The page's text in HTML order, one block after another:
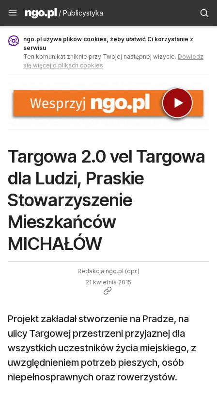
Publicystyka - ngo.pl
/ Publicystyka
ngo.pl używa plików cookies, żeby ułatwić Ci korzystanie z
serwisu
Ten komunikat zniknie przy Twojej następnej wizycie. Dowiedz
się więcej o plikach cookies
Targowa 2.0 vel Targowa
dla Ludzi, Praskie
Stowarzyszenie
Mieszkańców
MICHAŁÓW
Redakcja ngo.pl (opr.)
21 kwietnia 2015
Projekt zakładał stworzenie na Pradze, na
ulicy Targowej przestrzeni przyjaznej dla
wszystkich uczestników życia miejskiego, z
uwzględnieniem potrzeb pieszych, osób
niepełnosprawnych oraz rowerzystów.